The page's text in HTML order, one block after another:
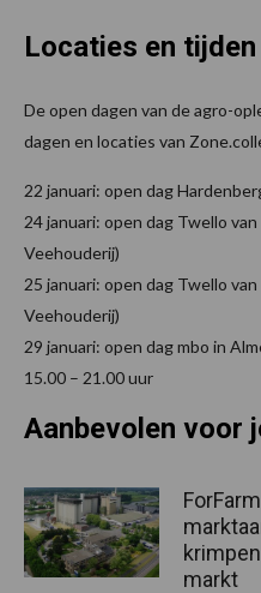
Locaties en
De open dagen van de agro-
dagen en locaties van
22 januari: open dag
24 januari: open dag Twello
Veehouderij)
25 januari: open dag Twello
Veehouderij)
29 januari: open dag mbo in
15.00 – 21.00 uur
Aanbevolen voor
markt